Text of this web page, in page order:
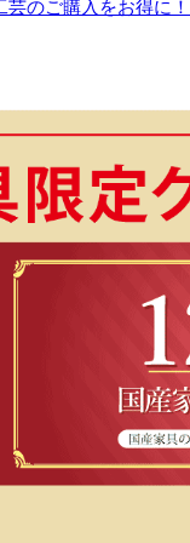
芸のご購入をお得に